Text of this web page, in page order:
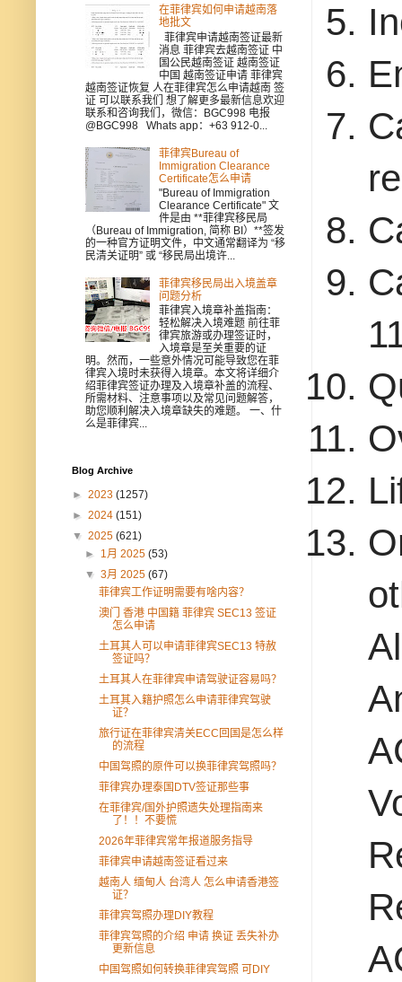
在菲律宾如何申请越南落
地批文
菲律宾申请越南签证最新
消息 菲律宾去越南签证 中
国公民越南签证 越南签证
中国 越南签证申请 菲律宾
越南签证恢复 人在菲律宾怎么申请越南 签
证 可以联系我们 想了解更多最新信息欢迎
联系和咨询我们，微信：BGC998 电报
@BGC998 Whats app：+63 912-0...
菲律宾Bureau of
Immigration Clearance
Certificate怎么申请
"Bureau of Immigration
Clearance Certificate" 文
件是由 **菲律宾移民局
（Bureau of Immigration, 简称 BI）**签发
的一种官方证明文件，中文通常翻译为 “移
民清关证明” 或 “移民局出境许...
菲律宾移民局出入境盖章
问题分析
菲律宾入境章补盖指南：
轻松解决入境难题 前往菲
律宾旅游或办理签证时，
入境章是至关重要的证
明。然而，一些意外情况可能导致您在菲
律宾入境时未获得入境章。本文将详细介
绍菲律宾签证办理及入境章补盖的流程、
所需材料、注意事项以及常见问题解答，
助您顺利解决入境章缺失的难题。 一、什
么是菲律宾...
Blog Archive
► 2023 (1257)
► 2024 (151)
▼ 2025 (621)
► 1月 2025(53)
▼3月 2025(67)
菲律宾工作证明需要有啥内容？
澳门 香港 中国籍 菲律宾 SEC13 签证
怎么申请
土耳其人可以申请菲律宾SEC13 特赦
签证吗？
土耳其人在菲律宾申请驾驶证容易吗？
土耳其入籍护照怎么申请菲律宾驾驶
证？
旅行证在菲律宾清关ECC回国是怎么样
的流程
中国驾照的原件可以换菲律宾驾照吗？
菲律宾办理泰国DTV签证那些事
在菲律宾/国外护照遗失处理指南来
了！！不要慌
2026年菲律宾常年报道服务指导
菲律宾申请越南签证看过来
越南人 缅甸人 台湾人 怎么申请香港签
证？
菲律宾驾照办理DIY教程
菲律宾驾照的介绍 申请 换证 丢失补办
更新信息
中国驾照如何转换菲律宾驾照 可DIY